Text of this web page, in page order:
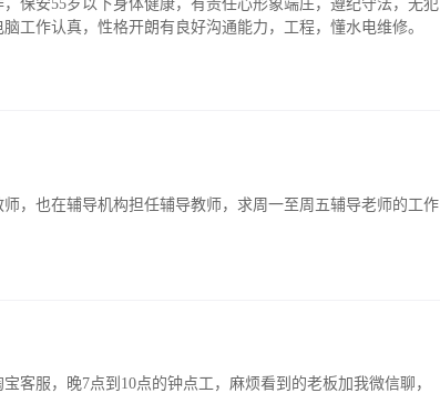
保安55岁以下身体健康，有责任心形象端庄，遵纪守法，无犯
工作认真，性格开朗有良好沟通能力，工程，懂水电维修。
，也在辅导机构担任辅导教师，求周一至周五辅导老师的工作
客服，晚7点到10点的钟点工，麻烦看到的老板加我微信聊，